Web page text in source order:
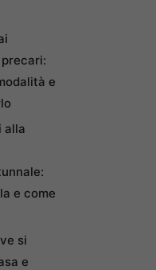
e
alla
e come
si
e